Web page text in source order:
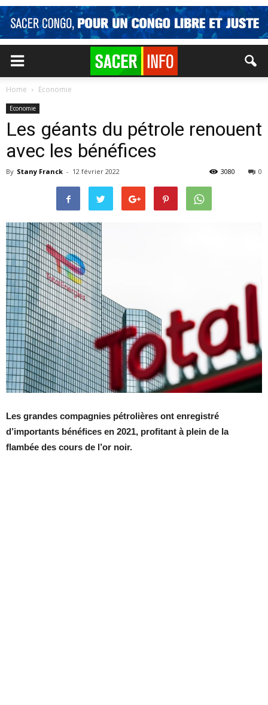
Home Economie
Economie
Les géants du pétrole renouent
avec les bénéfices
By Stany Franck - 12 février 2022 0
3080
Les grandes compagnies pétrolières ont enregistré
d’importants bénéfices en 2021, profitant à plein de la
flambée des cours de l’or noir.